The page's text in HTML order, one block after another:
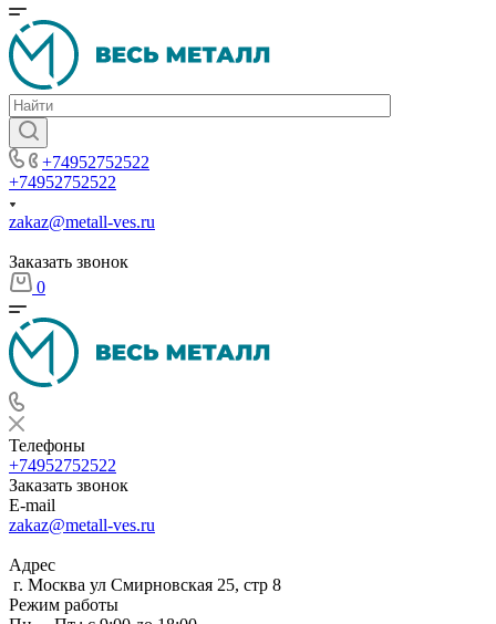
+74952752522
+74952752522
zakaz@metall-ves.ru
Заказать звонок
0
Телефоны
+74952752522
Заказать звонок
E-mail
zakaz@metall-ves.ru
Адрес
г. Москва ул Смирновская 25, стр 8
Режим работы